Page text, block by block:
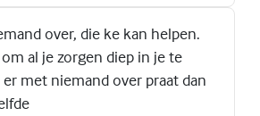
over, die ke kan helpen.
al je zorgen diep in je te
met niemand over praat dan